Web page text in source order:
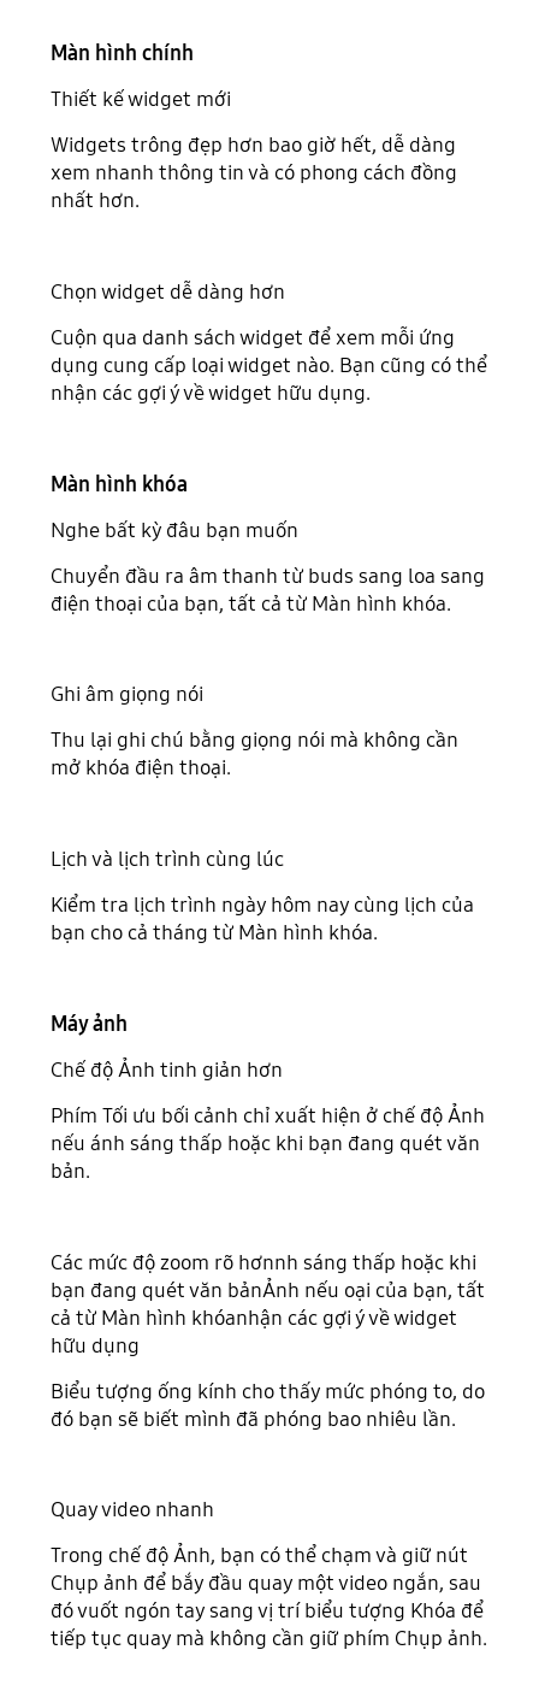
Màn hình chính
Thiết kế widget mới
Widgets trông đẹp hơn bao giờ hết, dễ dàng
xem nhanh thông tin và có phong cách đồng
nhất hơn.
Chọn widget dễ dàng hơn
Cuộn qua danh sách widget để xem mỗi ứng
dụng cung cấp loại widget nào. Bạn cũng có thể
nhận các gợi ý về widget hữu dụng.
Màn hình khóa
Nghe bất kỳ đâu bạn muốn
Chuyển đầu ra âm thanh từ buds sang loa sang
điện thoại của bạn, tất cả từ Màn hình khóa.
Ghi âm giọng nói
Thu lại ghi chú bằng giọng nói mà không cần
mở khóa điện thoại.
Lịch và lịch trình cùng lúc
Kiểm tra lịch trình ngày hôm nay cùng lịch của
bạn cho cả tháng từ Màn hình khóa.
Máy ảnh
Chế độ Ảnh tinh giản hơn
Phím Tối ưu bối cảnh chỉ xuất hiện ở chế độ Ảnh
nếu ánh sáng thấp hoặc khi bạn đang quét văn
bản.
Các mức độ zoom rõ hơnnh sáng thấp hoặc khi
bạn đang quét văn bảnẢnh nếu oại của bạn, tất
cả từ Màn hình khóanhận các gợi ý về widget
hữu dụng
Biểu tượng ống kính cho thấy mức phóng to, do
đó bạn sẽ biết mình đã phóng bao nhiêu lần.
Quay video nhanh
Trong chế độ Ảnh, bạn có thể chạm và giữ nút
Chụp ảnh để bắy đầu quay một video ngắn, sau
đó vuốt ngón tay sang vị trí biểu tượng Khóa để
tiếp tục quay mà không cần giữ phím Chụp ảnh.